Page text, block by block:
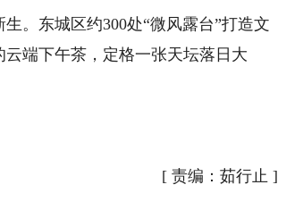
东城区约300处“微风露台”打造文
端下午茶，定格一张天坛落日大
[ 责编：茹行止 ]